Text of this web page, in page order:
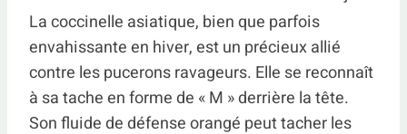
La coccinelle asiatique, bien que parfois
envahissante en hiver, est un précieux allié
contre les pucerons ravageurs. Elle se reconnaît
à sa tache en forme de « M » derrière la tête.
Son fluide de défense orangé peut tacher les